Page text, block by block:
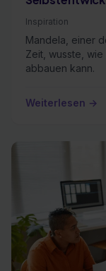
Inspiration
Mandela, einer
Zeit, wusste,
abbauen kann.
Weiterlesen →